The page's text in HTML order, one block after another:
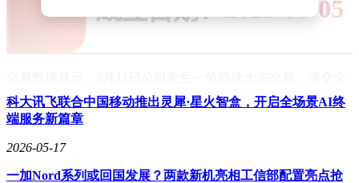
额617.4万元，折价率达17.91%。这种显著低于市价的交易方
式引发市场关注，但具体交易方及目的尚未披露。值得注意的
是，此类大宗交易通常涉及机构投资者或大股东的资产配置调
整。
公司治理层面迎来重要日程，北京石头世纪科技股份有限公司
科大讯飞联合中国移动推出灵犀·星火智盒，开启全场景AI终
端服务新篇章
2026-05-17
一加Nord系列或回国发展？两款新机亮相工信部配置亮点抢